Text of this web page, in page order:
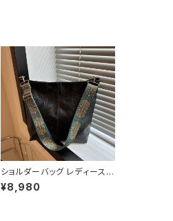
ショルダーバッグ レディース
大容量バッグ ワイドストラップ
バッグ カジュアルバッグ 韓国
¥8,980